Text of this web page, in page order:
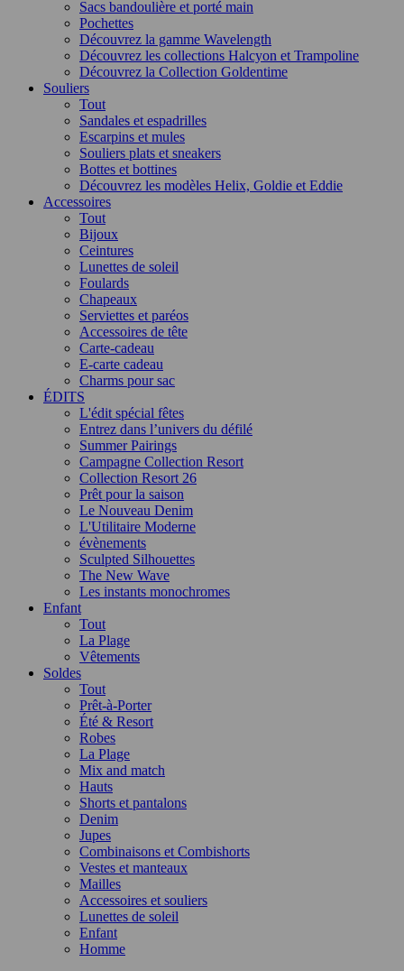
Sacs bandoulière et porté main
Pochettes
Découvrez la gamme Wavelength
Découvrez les collections Halcyon et Trampoline
Découvrez la Collection Goldentime
Souliers
Tout
Sandales et espadrilles
Escarpins et mules
Souliers plats et sneakers
Bottes et bottines
Découvrez les modèles Helix, Goldie et Eddie
Accessoires
Tout
Bijoux
Ceintures
Lunettes de soleil
Foulards
Chapeaux
Serviettes et paréos
Accessoires de tête
Carte-cadeau
E-carte cadeau
Charms pour sac
ÉDITS
L'édit spécial fêtes
Entrez dans l’univers du défilé
Summer Pairings
Campagne Collection Resort
Collection Resort 26
Prêt pour la saison
Le Nouveau Denim
L'Utilitaire Moderne
évènements
Sculpted Silhouettes
The New Wave
Les instants monochromes
Enfant
Tout
La Plage
Vêtements
Soldes
Tout
Prêt-à-Porter
Été & Resort
Robes
La Plage
Mix and match
Hauts
Shorts et pantalons
Denim
Jupes
Combinaisons et Combishorts
Vestes et manteaux
Mailles
Accessoires et souliers
Lunettes de soleil
Enfant
Homme